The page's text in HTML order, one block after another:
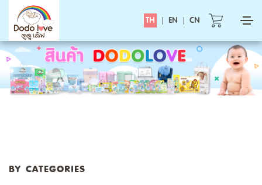
TH | EN | CN
BY CATEGORIES